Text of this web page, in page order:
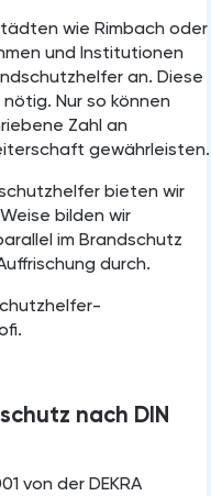
wie Rimbach oder
und Institutionen
an. Diese
Nur so können
Zahl an
gewährleisten.
bieten wir
bilden wir
im Brandschutz
durch.
nach DIN
von der DEKRA